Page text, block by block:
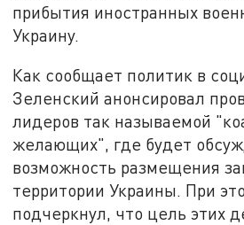
прибытия иностранных
Украину.
Как сообщает политик в
Зеленский анонсировал
лидеров так называемой
желающих", где будет
возможность размещения
территории Украины. При
подчеркнул, что цель этих